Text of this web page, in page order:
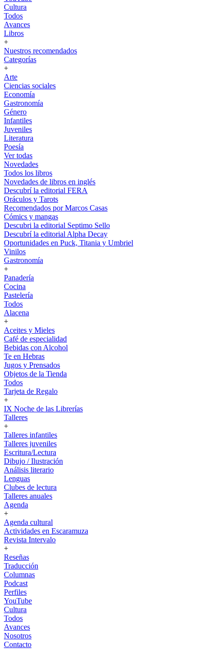
Cultura
Todos
Avances
Libros
+
Nuestros recomendados
Categorías
+
Arte
Ciencias sociales
Economía
Gastronomía
Género
Infantiles
Juveniles
Literatura
Poesía
Ver todas
Novedades
Todos los libros
Novedades de libros en inglés
Descubrí la editorial FERA
Oráculos y Tarots
Recomendados por Marcos Casas
Cómics y mangas
Descubri la editorial Septimo Sello
Descubrí la editorial Alpha Decay
Oportunidades en Puck, Titania y Umbriel
Vinilos
Gastronomía
+
Panadería
Cocina
Pastelería
Todos
Alacena
+
Aceites y Mieles
Café de especialidad
Bebidas con Alcohol
Te en Hebras
Jugos y Prensados
Objetos de la Tienda
Todos
Tarjeta de Regalo
+
IX Noche de las Librerías
Talleres
+
Talleres infantiles
Talleres juveniles
Escritura/Lectura
Dibujo / Ilustración
Análisis literario
Lenguas
Clubes de lectura
Talleres anuales
Agenda
+
Agenda cultural
Actividades en Escaramuza
Revista Intervalo
+
Reseñas
Traducción
Columnas
Podcast
Perfiles
YouTube
Cultura
Todos
Avances
Nosotros
Contacto